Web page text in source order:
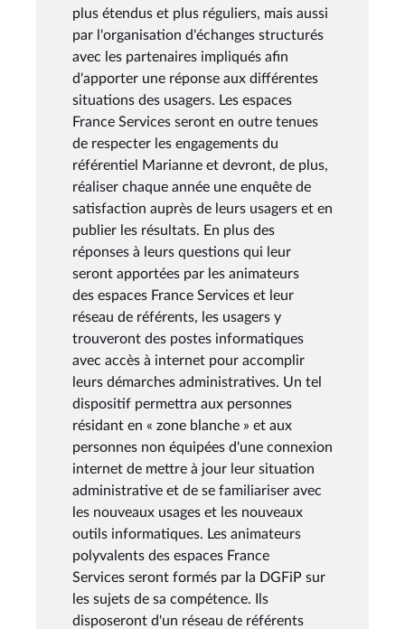
plus étendus et plus réguliers, mais aussi
par l'organisation d'échanges structurés
avec les partenaires impliqués afin
d'apporter une réponse aux différentes
situations des usagers. Les espaces
France Services seront en outre tenues
de respecter les engagements du
référentiel Marianne et devront, de plus,
réaliser chaque année une enquête de
satisfaction auprès de leurs usagers et en
publier les résultats. En plus des
réponses à leurs questions qui leur
seront apportées par les animateurs
des espaces France Services et leur
réseau de référents, les usagers y
trouveront des postes informatiques
avec accès à internet pour accomplir
leurs démarches administratives. Un tel
dispositif permettra aux personnes
résidant en « zone blanche » et aux
personnes non équipées d'une connexion
internet de mettre à jour leur situation
administrative et de se familiariser avec
les nouveaux usages et les nouveaux
outils informatiques. Les animateurs
polyvalents des espaces France
Services seront formés par la DGFiP sur
les sujets de sa compétence. Ils
disposeront d'un réseau de référents